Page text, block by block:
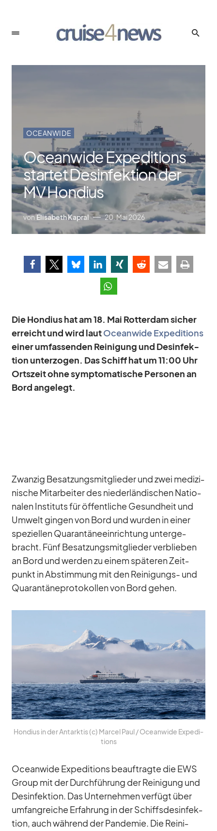
OCEANWIDE
Oceanwide Expeditions
startet Desinfektion der
MV Hondius
vonElisabeth Kapral 20. Mai 2026
Die Hon­dius hat am 18. Mai Rot­ter­dam si­cher
er­reicht und wird lautOcean­wide Ex­pe­di­ti­ons
ei­ner um­fas­sen­den Rei­ni­gung und Des­in­fek­
tion un­ter­zo­gen. Das Schiff hat um 11:00 Uhr
Orts­zeit ohne sym­pto­ma­ti­sche Per­so­nen an
Bord an­ge­legt.
Zwan­zig Be­sat­zungs­mit­glie­der und zwei me­di­zi­
ni­sche Mit­ar­bei­ter des nie­der­län­di­schen Na­tio­
na­len In­sti­tuts für öf­fent­li­che Ge­sund­heit und
Um­welt gin­gen von Bord und wur­den in ei­ner
spe­zi­el­len Qua­ran­tä­ne­ein­rich­tung un­ter­ge­
bracht. Fünf Be­sat­zungs­mit­glie­der ver­blie­ben
an Bord und wer­den zu ei­nem spä­te­ren Zeit­
punkt in Ab­stim­mung mit den Rei­ni­gungs- und
Qua­ran­tä­ne­pro­to­kol­len von Bord ge­hen.
Hon­dius in der Ant­ark­tis (c) Mar­cel Paul /​ Ocean­wide Ex­pe­di­
ti­ons
Ocean­wide Ex­pe­di­ti­ons be­auf­tragte die EWS
Group mit der Durch­füh­rung der Rei­ni­gung und
Des­in­fek­tion. Das Un­ter­neh­men ver­fügt über
um­fang­rei­che Er­fah­rung in der Schiffs­des­in­fek­
tion, auch wäh­rend der Pan­de­mie. Die Rei­ni­